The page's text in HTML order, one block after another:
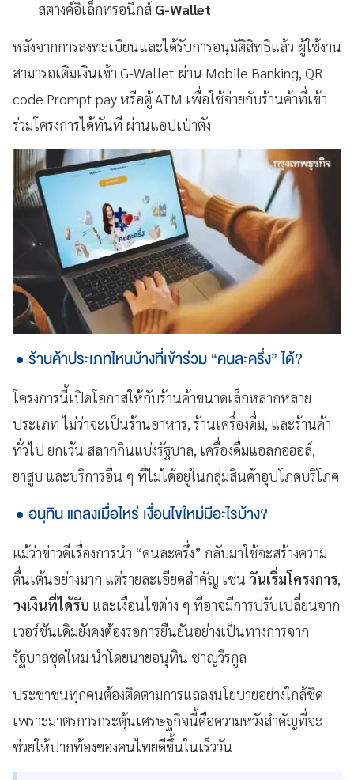
สตางค์อิเล็กทรอนิกส์ G-Wallet
หลังจากการลงทะเบียนและได้รับการอนุมัติสิทธิแล้ว ผู้ใช้งาน
สามารถเติมเงินเข้า G-Wallet ผ่าน Mobile Banking, QR
code Prompt pay หรือตู้ ATM เพื่อใช้จ่ายกับร้านค้าที่เข้า
ร่วมโครงการได้ทันที ผ่านแอปเป๋าตัง
ร้านค้าประเภทไหนบ้างที่เข้าร่วม “คนละครึ่ง” ได้?
โครงการนี้เปิดโอกาสให้กับร้านค้าขนาดเล็กหลากหลาย
ประเภท ไม่ว่าจะเป็นร้านอาหาร, ร้านเครื่องดื่ม, และร้านค้า
ทั่วไป ยกเว้น สลากกินแบ่งรัฐบาล, เครื่องดื่มแอลกอฮอล์,
ยาสูบ และบริการอื่น ๆ ที่ไม่ได้อยู่ในกลุ่มสินค้าอุปโภคบริโภค
อนุทิน แถลงเมื่อไหร่ เงื่อนไขใหม่มีอะไรบ้าง?
แม้ว่าข่าวดีเรื่องการนำ “คนละครึ่ง” กลับมาใช้จะสร้างความ
ตื่นเต้นอย่างมาก แต่รายละเอียดสำคัญ เช่น วันเริ่มโครงการ,
วงเงินที่ได้รับ และเงื่อนไขต่าง ๆ ที่อาจมีการปรับเปลี่ยนจาก
เวอร์ชันเดิมยังคงต้องรอการยืนยันอย่างเป็นทางการจาก
รัฐบาลชุดใหม่ นำโดยนายอนุทิน ชาญวีรกูล
ประชาชนทุกคนต้องติดตามการแถลงนโยบายอย่างใกล้ชิด
เพราะมาตรการกระตุ้นเศรษฐกิจนี้คือความหวังสำคัญที่จะ
ช่วยให้ปากท้องของคนไทยดีขึ้นในเร็ววัน